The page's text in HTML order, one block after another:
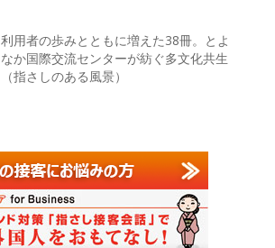
利用者の歩みとともに増えた38冊。とよ
なか国際交流センターが紡ぐ多文化共生
（指さしのある風景）